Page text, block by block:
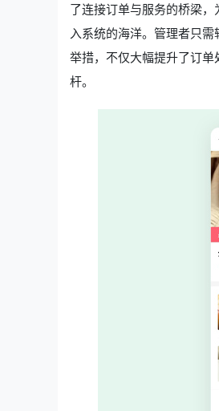
了连接订单与服务的桥梁
入系统的海洋。管理者只
举措，不仅大幅提升了订
杆。